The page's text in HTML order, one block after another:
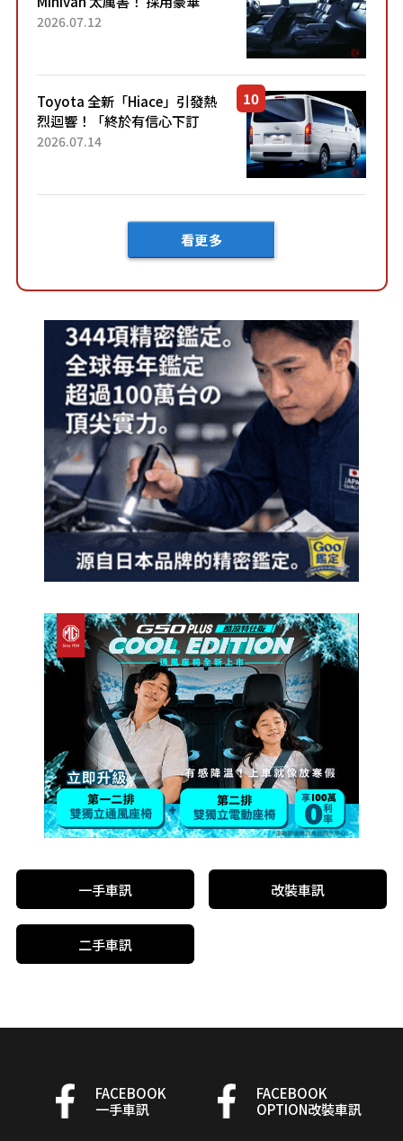
「真皮座椅」與專屬「黑色內
「三...
2026.07.12
Toyota 全新「Hiace」引發熱
烈迴響！「終於有信心下訂
了！」「哪個等級交車最
車？...
2026.07.14
看更多
一手車訊 改裝車訊
二手車訊
FACEBOOK
一手車訊
FACEBOOK
OPTION改裝車訊